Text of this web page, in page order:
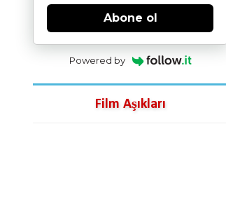
Abone ol
Powered by
Film Aşıkları